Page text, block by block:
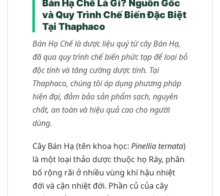
Bán Hạ Chế Là Gì? Nguồn Gốc
và Quy Trình Chế Biến Đặc Biệt
Tại Thaphaco
Bán Hạ Chế là dược liệu quý từ cây Bán Hạ,
đã qua quy trình chế biến phức tạp để loại bỏ
độc tính và tăng cường dược tính. Tại
Thaphaco, chúng tôi áp dụng phương pháp
hiện đại, đảm bảo sản phẩm sạch, nguyên
chất, an toàn và hiệu quả cao cho người
dùng.
Cây Bán Hạ (tên khoa học: Pinellia ternata)
là một loại thảo dược thuộc họ Ráy, phân
bố rộng rãi ở nhiều vùng khí hậu nhiệt
đới và cận nhiệt đới. Phần củ của cây